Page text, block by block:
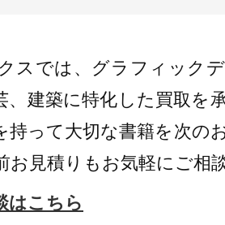
スでは、グラフィック
、建築に特化した買取を
持って大切な書籍を次の
お見積りもお気軽にご相
はこちら